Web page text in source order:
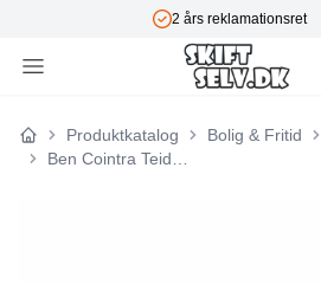
2 års reklamationsret
Forside
Produktkatalog Bolig & Fritid